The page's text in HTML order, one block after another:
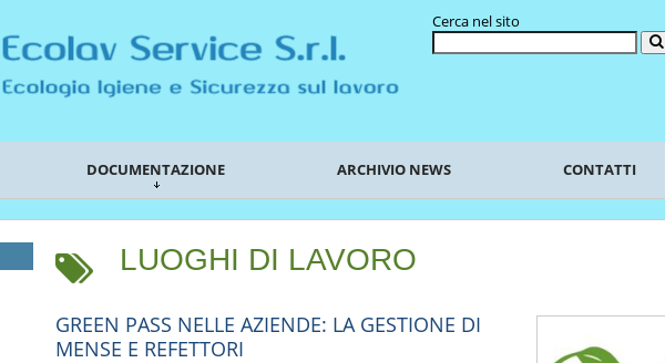
Cerca nel sito
DOCUMENTAZIONE ARCHIVIO NEWS CONTATTI
LUOGHI DI LAVORO
GREEN PASS NELLE AZIENDE: LA GESTIONE DI
MENSE E REFETTORI